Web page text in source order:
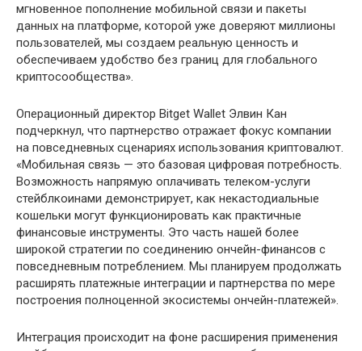
мгновенное пополнение мобильной связи и пакеты
данных на платформе, которой уже доверяют миллионы
пользователей, мы создаем реальную ценность и
обеспечиваем удобство без границ для глобального
криптосообщества».
Операционный директор Bitget Wallet Элвин Кан
подчеркнул, что партнерство отражает фокус компании
на повседневных сценариях использования криптовалют.
«Мобильная связь — это базовая цифровая потребность.
Возможность напрямую оплачивать телеком-услуги
стейблкоинами демонстрирует, как некастодиальные
кошельки могут функционировать как практичные
финансовые инструменты. Это часть нашей более
широкой стратегии по соединению ончейн-финансов с
повседневным потреблением. Мы планируем продолжать
расширять платежные интеграции и партнерства по мере
построения полноценной экосистемы ончейн-платежей».
Интеграция происходит на фоне расширения применения